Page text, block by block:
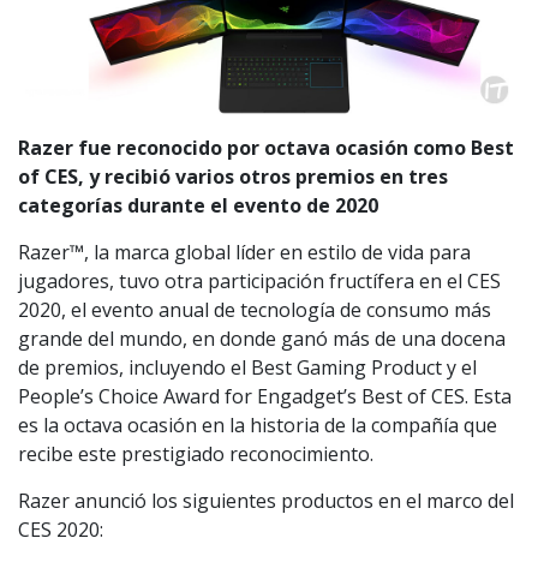
Razer fue reconocido por octava ocasión como Best
of CES, y recibió varios otros premios en tres
categorías durante el evento de 2020
Razer™, la marca global líder en estilo de vida para
jugadores, tuvo otra participación fructífera en el CES
2020, el evento anual de tecnología de consumo más
grande del mundo, en donde ganó más de una docena
de premios, incluyendo el Best Gaming Product y el
People’s Choice Award for Engadget’s Best of CES. Esta
es la octava ocasión en la historia de la compañía que
recibe este prestigiado reconocimiento.
Razer anunció los siguientes productos en el marco del
CES 2020:
MÉXICO